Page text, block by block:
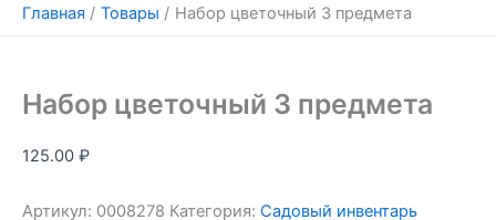
Главная Товары Набор цветочный 3 предмета
Набор цветочный 3 предмета
125.00 ₽
Артикул: 0008278 Категория: Садовый инвентарь